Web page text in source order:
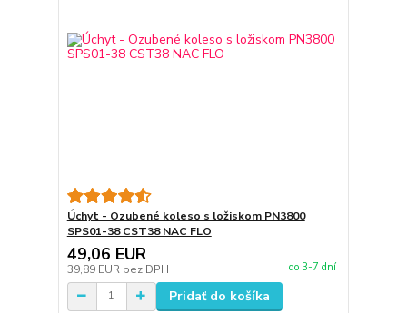
Úchyt - Ozubené koleso s ložiskom PN3800
SPS01-38 CST38 NAC FLO
49,06 EUR
39,89 EUR bez DPH do 3-7 dní
Pridať do košíka